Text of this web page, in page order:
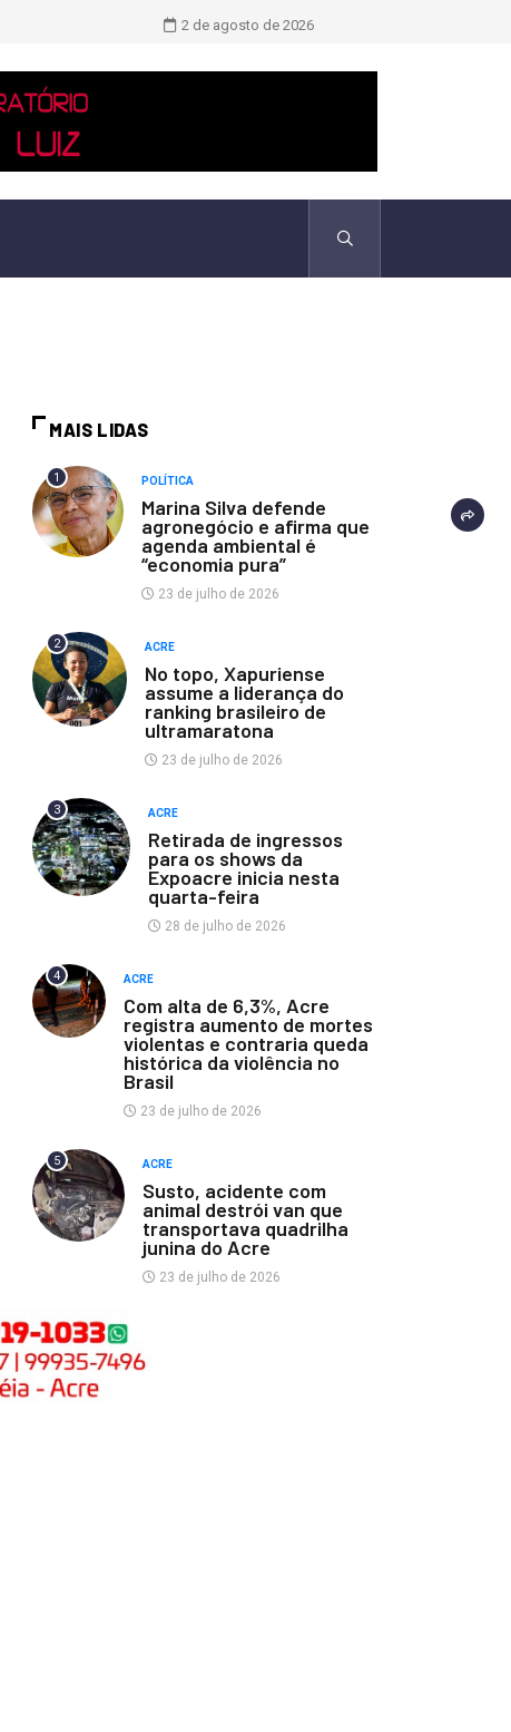
Novo boletim indica El Niño ‘muito
2 de agosto de 2026
MAIS LIDAS
1 POLÍTICA
Marina Silva defende
agronegócio e afirma que
agenda ambiental é
“economia pura”
23 de julho de 2026
2 ACRE
No topo, Xapuriense
assume a liderança do
ranking brasileiro de
ultramaratona
23 de julho de 2026
3 ACRE
Retirada de ingressos
para os shows da
Expoacre inicia nesta
quarta-feira
28 de julho de 2026
4 ACRE
Com alta de 6,3%, Acre
registra aumento de mortes
violentas e contraria queda
histórica da violência no
Brasil
23 de julho de 2026
5 ACRE
Susto, acidente com
animal destrói van que
transportava quadrilha
junina do Acre
23 de julho de 2026